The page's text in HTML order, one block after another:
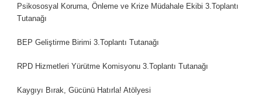
Psikososyal Koruma, Önleme ve Krize Müdahale Ekibi 3.Toplantı
Tutanağı
BEP Geliştirme Birimi 3.Toplantı Tutanağı
RPD Hizmetleri Yürütme Komisyonu 3.Toplantı Tutanağı
Kaygıyı Bırak, Gücünü Hatırla! Atölyesi